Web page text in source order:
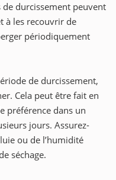
durcissement peuvent
à les recouvrir de
périodiquement
de durcissement,
Cela peut être fait en
préférence dans un
jours. Assurez-
ou de l’humidité
séchage.